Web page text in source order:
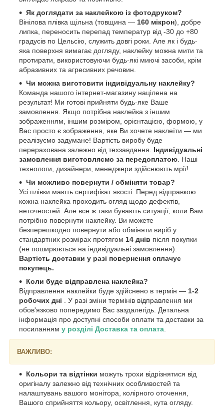
Як доглядати за наклейкою із фотодруком?
Вінілова плівка щільна (товщина — 160 мікрон), добре
липка, переносить перепад температур від -30 до +80
градусів по Цельсію, служить довгі роки. Але як і будь-
яка поверхня вимагає догляду, наклейку можна мити та
протирати, використовуючи будь-які миючі засоби, крім
абразивних та агресивних речовин.
Чи можна виготовити індивідуальну наклейку?
Команда нашого інтернет-магазину націлена на
результат! Ми готові прийняти будь-яке Ваше
замовлення. Якщо потрібна наклейка з іншим
зображенням, іншим розміром, орієнтацією, формою, у
Вас просто є зображення, яке Ви хочете наклеїти — ми
реалізуємо задумане! Вартість виробу буде
перерахована залежно від техзавдання. Індивідуальні
замовлення виготовляємо за передоплатою . Наші
технологи, дизайнери, менеджери здійснюють мрії!
Чи можливо повернути / обміняти товар?
Усі плівки мають сертифікат якості. Перед відправкою
кожна наклейка проходить огляд щодо дефектів,
неточностей. Але все ж таки бувають ситуації, коли Вам
потрібно повернути наклейку. Ви можете
безперешкодно повернути або обміняти виріб у
стандартних розмірах протягом 14 днів після покупки
(не поширюється на індивідуальні замовлення).
Вартість доставки у разі повернення сплачує
покупець.
Коли буде відправлена наклейка?
Відправлення наклейки буде здійснено в термін — 1-2
робочих дні . У разі зміни термінів відправлення ми
обов'язково попередимо Вас заздалегідь. Детальна
інформація про доступні способи оплати та доставки за
посиланням у розділі Доставка та оплата
ВАЖЛИВО:
Кольори та відтінки можуть трохи відрізнятися від
оригіналу залежно від технічних особливостей та
налаштувань вашого монітора, колірного оточення,
Вашого сприйняття кольору, освітлення, кута огляду.